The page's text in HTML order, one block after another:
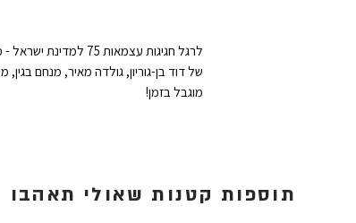
של דוד בן-גוריון, גולדה מאיר, מנחם
מוגבל בזמן!
תוספות קטנות שאולי תאהבו